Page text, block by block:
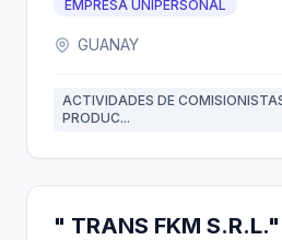
EMPRESA UNIPERSONAL
GUANAY
ACTIVIDADES DE
PRODUC...
" TRANS FKM S.R.L."